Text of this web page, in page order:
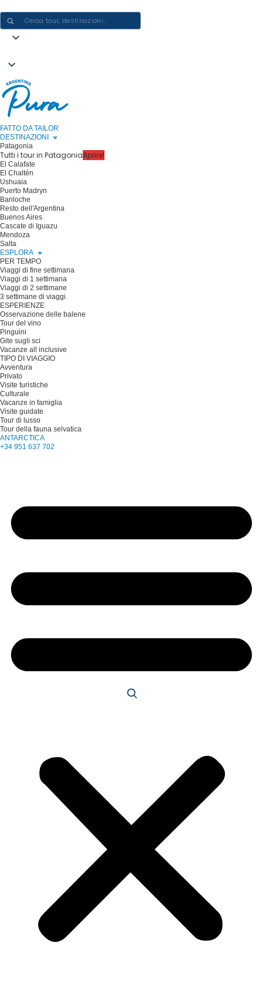
FATTO DA TAILOR
DESTINAZIONI
Patagonia
Tutti i tour in PatagoniaAprire!
El Calafate
El Chaltén
Ushuaia
Puerto Madryn
Bariloche
Resto dell'Argentina
Buenos Aires
Cascate di Iguazu
Mendoza
Salta
ESPLORA
PER TEMPO
Viaggi di fine settimana
Viaggi di 1 settimana
Viaggi di 2 settimane
3 settimane di viaggi
ESPERIENZE
Osservazione delle balene
Tour del vino
Pinguini
Gite sugli sci
Vacanze all inclusive
TIPO DI VIAGGIO
Avventura
Privato
Visite turistiche
Culturale
Vacanze in famiglia
Visite guidate
Tour di lusso
Tour della fauna selvatica
ANTARCTICA
+34 951 637 702